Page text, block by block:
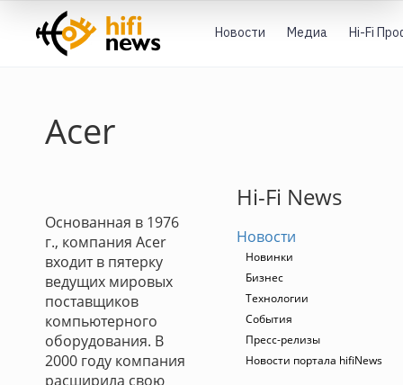
Новости Медиа Hi-Fi
Acer
Основанная в 1976
г., компания Acer
входит в пятерку
ведущих мировых
поставщиков
компьютерного
оборудования. В
2000 году компания
расширила свою
Hi-Fi News
Новости
Новинки
Бизнес
Технологии
События
Пресс-релизы
Новости портала hifiNews